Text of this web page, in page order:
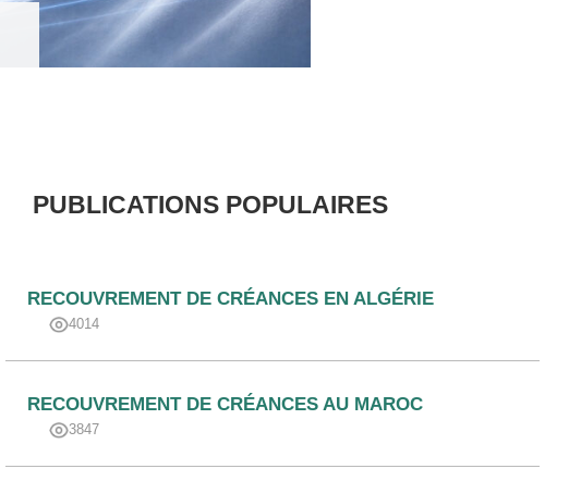
PUBLICATIONS POPULAIRES
RECOUVREMENT DE CRÉANCES EN ALGÉRIE
4014
RECOUVREMENT DE CRÉANCES AU MAROC
3847